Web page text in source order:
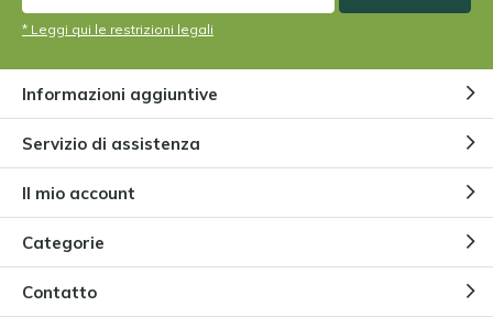
* Leggi qui le restrizioni legali
Informazioni aggiuntive
Servizio di assistenza
Il mio account
Categorie
Contatto